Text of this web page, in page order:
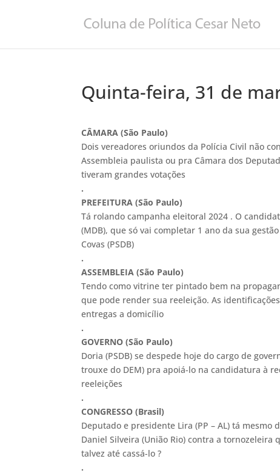
Quinta-feira, 31 de
CÂMARA (São Paulo)
Dois vereadores oriundos da Polícia Civil não
Assembleia paulista ou pra Câmara dos
tiveram grandes votações
.
PREFEITURA (São Paulo)
Tá rolando campanha eleitoral 2024 . O
(MDB), que só vai completar 1 ano da sua
Covas (PSDB)
.
ASSEMBLEIA (São Paulo)
Tendo como vitrine ter pintado bem na
que pode render sua reeleição. As
entregas a domicílio
.
GOVERNO (São Paulo)
Doria (PSDB) se despede hoje do cargo de
trouxe do DEM) pra apoiá-lo na candidatura à
reeleições
.
CONGRESSO (Brasil)
Deputado e presidente Lira (PP – AL) tá
Daniel Silveira (União Rio) contra a
talvez até cassá-lo ?
.